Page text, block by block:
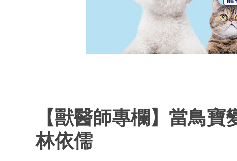
【獸醫師專欄】當鳥
林依儒